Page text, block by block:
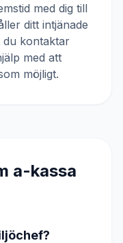
med dig till
ditt intjänade
du kontaktar
med att
möjligt.
a-kassa